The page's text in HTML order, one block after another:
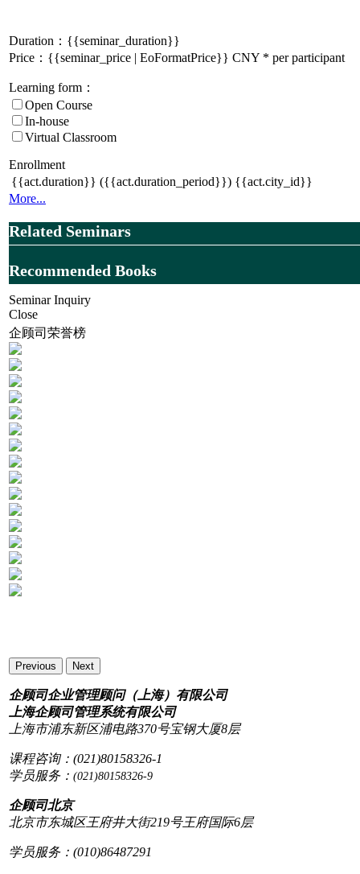
Duration： {{seminar_duration}}
Price：{{seminar_price | EoFormatPrice}} CNY * per participant
Learning form：
Open Course
In-house
Virtual Classroom
Enrollment
{{act.duration}} ({{act.duration_period}}) {{act.city_id}}
More...
Related Seminars
Recommended Books
Seminar Inquiry
Close
企顾司荣誉榜
Previous Next
企顾司企业管理顾问（上海）有限公司
上海企顾司管理系统有限公司
上海市浦东新区浦电路370号宝钢大厦8层
课程咨询：(021)80158326-1
学员服务： (021)80158326-9
企顾司北京
北京市东城区王府井大街219号王府国际6层
学员服务：(010)86487291